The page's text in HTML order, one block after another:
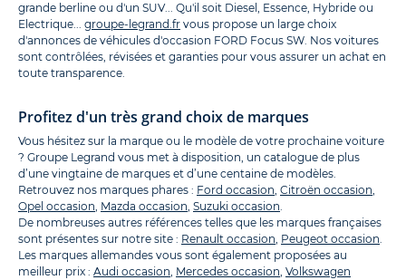
grande berline ou d'un SUV... Qu'il soit Diesel, Essence, Hybride ou
Electrique... groupe-legrand.fr vous propose un large choix
d'annonces de véhicules d'occasion FORD Focus SW. Nos voitures
sont contrôlées, révisées et garanties pour vous assurer un achat en
toute transparence.
Profitez d'un très grand choix de marques
Vous hésitez sur la marque ou le modèle de votre prochaine voiture
? Groupe Legrand vous met à disposition, un catalogue de plus
d’une vingtaine de marques et d’une centaine de modèles.
Retrouvez nos marques phares : Ford occasion, Citroën occasion,
Opel occasion, Mazda occasion, Suzuki occasion.
De nombreuses autres références telles que les marques françaises
sont présentes sur notre site : Renault occasion, Peugeot occasion.
Les marques allemandes vous sont également proposées au
meilleur prix : Audi occasion, Mercedes occasion, Volkswagen